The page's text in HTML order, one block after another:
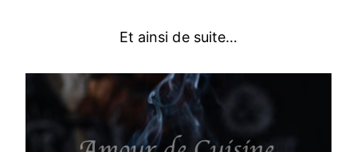
Et ainsi de suite…